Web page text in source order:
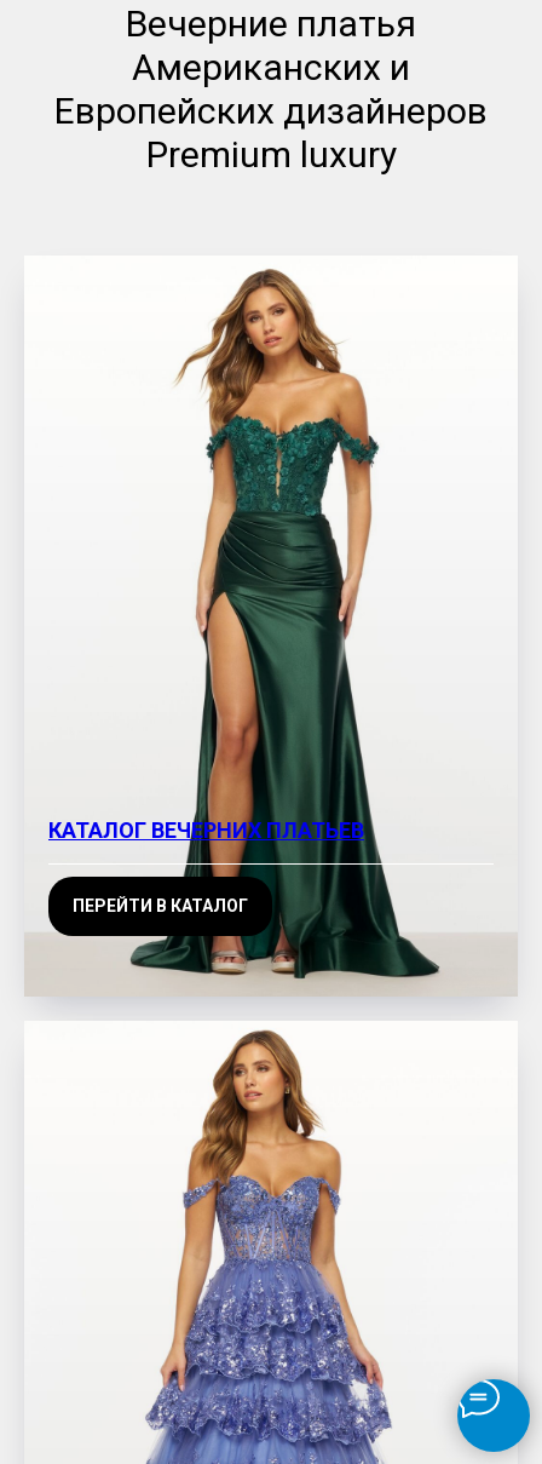
Вечерние платья
Американских и
Европейских дизайнеров
Premium luxury
КАТАЛОГ ВЕЧЕРНИХ ПЛАТЬЕВ
ПЕРЕЙТИ В КАТАЛОГ